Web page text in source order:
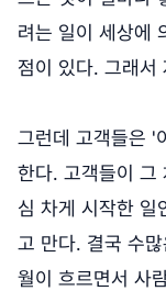
려는 일이 세상에
점이 있다. 그래서
그런데 고객들은 '
한다. 고객들이 그
심 차게 시작한 일
고 만다. 결국 수
월이 흐르면서 사